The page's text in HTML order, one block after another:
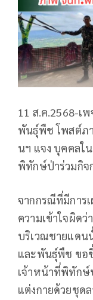
11 ส.ค.2568-เ
พันธุ์พืช โพสต์ภ
นฯ แจง​ บุคคลใ
พิทักษ์ป่าร่วมกิจ
จากกรณีที่มีการ
ความเข้าใจผิด
บริเวณชายแดน
และพันธุ์พืช ขอ
เจ้าหน้าที่พิทักษ์
แต่งกายด้วยชุด